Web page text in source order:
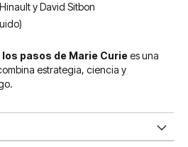
y David Sitbon
los pasos de Marie Curie es una
estrategia, ciencia y